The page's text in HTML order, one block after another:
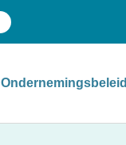
Ondernemingsbeleid